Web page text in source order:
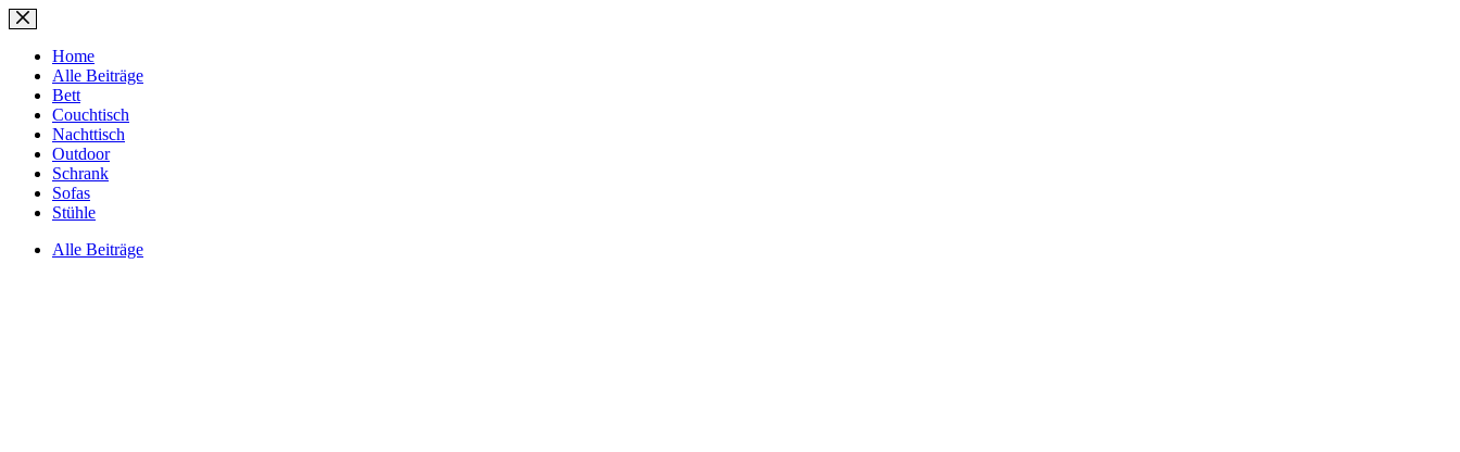
Zum
springenHome
Alle Beiträge
Bett
Couchtisch
Nachttisch
Outdoor
Schrank
Sofas
Stühle
Alle Beiträge